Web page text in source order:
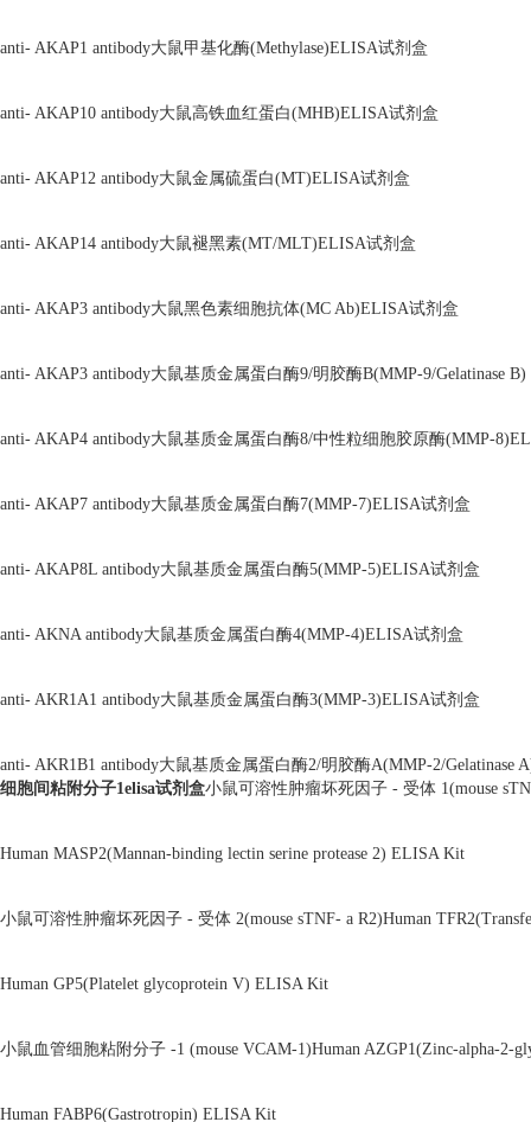
anti- AKAP1 antibody大鼠甲基化酶(Methylase)ELISA试剂盒
anti- AKAP10 antibody大鼠高铁血红蛋白(MHB)ELISA试剂盒
anti- AKAP12 antibody大鼠金属硫蛋白(MT)ELISA试剂盒
anti- AKAP14 antibody大鼠褪黑素(MT/MLT)ELISA试剂盒
anti- AKAP3 antibody大鼠黑色素细胞抗体(MC Ab)ELISA试剂盒
anti- AKAP3 antibody大鼠基质金属蛋白酶9/明胶酶B(MMP-9/Gelatinase
anti- AKAP4 antibody大鼠基质金属蛋白酶8/中性粒细胞胶原酶(MMP-
anti- AKAP7 antibody大鼠基质金属蛋白酶7(MMP-7)ELISA试剂盒
anti- AKAP8L antibody大鼠基质金属蛋白酶5(MMP-5)ELISA试剂盒
anti- AKNA antibody大鼠基质金属蛋白酶4(MMP-4)ELISA试剂盒
anti- AKR1A1 antibody大鼠基质金属蛋白酶3(MMP-3)ELISA试剂盒
anti- AKR1B1 antibody大鼠基质金属蛋白酶2/明胶酶A(MMP-2/Gelatinase
细胞间粘附分子1elisa试剂盒小鼠可溶性肿瘤坏死因子 - 受体 1(mouse
Human MASP2(Mannan-binding lectin serine protease 2) ELISA Kit
小鼠可溶性肿瘤坏死因子 - 受体 2(mouse sTNF- a R2)Human
Human GP5(Platelet glycoprotein V) ELISA Kit
小鼠血管细胞粘附分子 -1 (mouse VCAM-1)Human AZGP1(Zinc-alpha-2-
Human FABP6(Gastrotropin) ELISA Kit